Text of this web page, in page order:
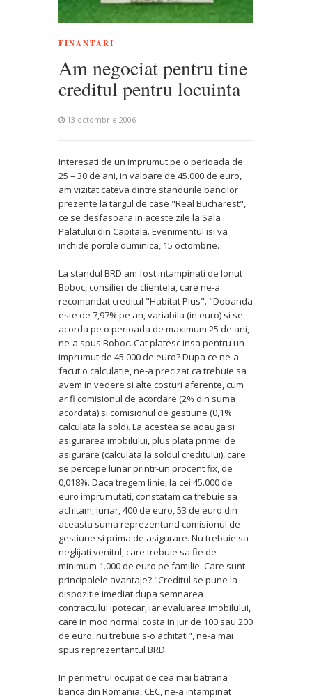
FINANTARI
Am negociat pentru tine
creditul pentru locuinta
13 octombrie 2006
Interesati de un imprumut pe o perioada de
25 – 30 de ani, in valoare de 45.000 de euro,
am vizitat cateva dintre standurile bancilor
prezente la targul de case "Real Bucharest",
ce se desfasoara in aceste zile la Sala
Palatului din Capitala. Evenimentul isi va
inchide portile duminica, 15 octombrie.
La standul BRD am fost intampinati de Ionut
Boboc, consilier de clientela, care ne-a
recomandat creditul "Habitat Plus". "Dobanda
este de 7,97% pe an, variabila (in euro) si se
acorda pe o perioada de maximum 25 de ani,
ne-a spus Boboc. Cat platesc insa pentru un
imprumut de 45.000 de euro? Dupa ce ne-a
facut o calculatie, ne-a precizat ca trebuie sa
avem in vedere si alte costuri aferente, cum
ar fi comisionul de acordare (2% din suma
acordata) si comisionul de gestiune (0,1%
calculata la sold). La acestea se adauga si
asigurarea imobilului, plus plata primei de
asigurare (calculata la soldul creditului), care
se percepe lunar printr-un procent fix, de
0,018%. Daca tregem linie, la cei 45.000 de
euro imprumutati, constatam ca trebuie sa
achitam, lunar, 400 de euro, 53 de euro din
aceasta suma reprezentand comisionul de
gestiune si prima de asigurare. Nu trebuie sa
neglijati venitul, care trebuie sa fie de
minimum 1.000 de euro pe familie. Care sunt
principalele avantaje? "Creditul se pune la
dispozitie imediat dupa semnarea
contractului ipotecar, iar evaluarea imobilului,
care in mod normal costa in jur de 100 sau 200
de euro, nu trebuie s-o achitati", ne-a mai
spus reprezentantul BRD.
In perimetrul ocupat de cea mai batrana
banca din Romania, CEC, ne-a intampinat